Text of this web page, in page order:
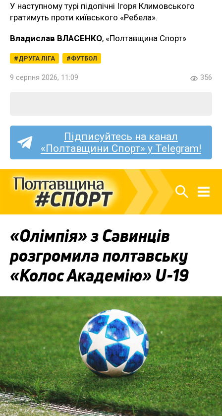
У наступному турі підопічні Ігоря Климовського
гратимуть проти київського «Ребела».
Владислав ВЛАСЕНКО, «Полтавщина Спорт»
ДРУГА ЛІГА ФУТБОЛ
9 серпня 2026, 11:09 356
Підписуйтесь на канал
«Полтавщини Спорт» у Telegram!
«Олімпія» з Савинців
розгромила полтавську
«Колос Академію» U-19